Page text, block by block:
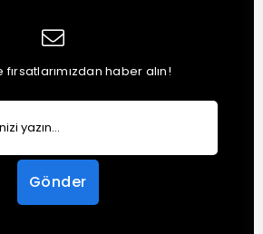
fırsatlarımızdan haber alın!
Gönder